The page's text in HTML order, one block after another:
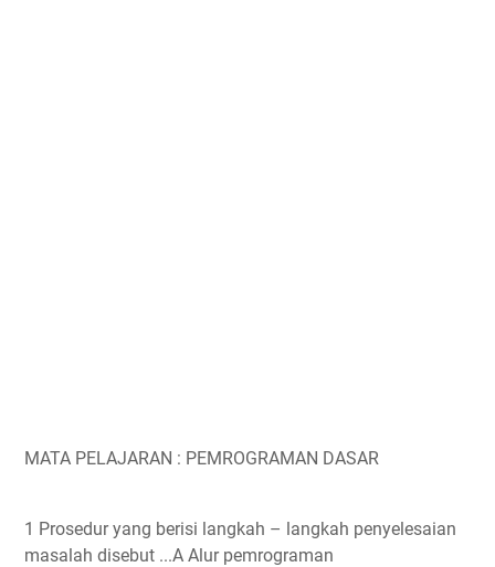
MATA PELAJARAN : PEMROGRAMAN DASAR
1 Prosedur yang berisi langkah – langkah penyelesaian
masalah disebut ...A Alur pemrograman